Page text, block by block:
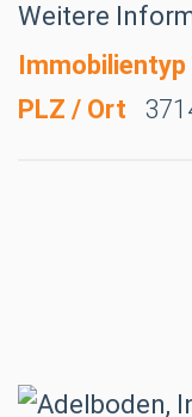
Weitere
Immobilientyp
PLZ / Ort